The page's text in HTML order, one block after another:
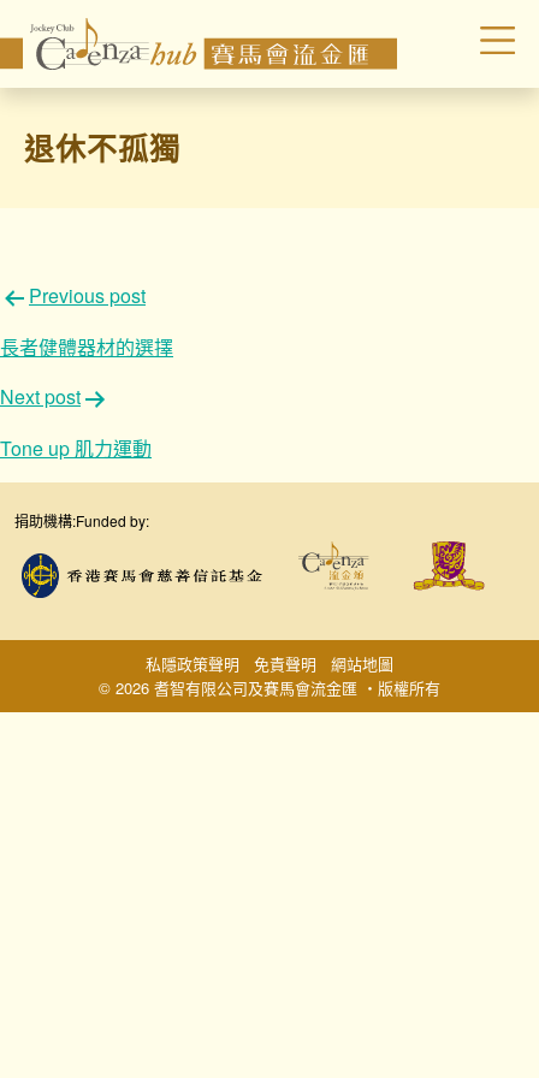
退休不孤獨
文
章
導
覽
Previous post
長者健體器材的選擇
Next post
Tone up 肌力運動
捐助機構:Funded by:
© 2026 耆智有限公司及賽馬會流金匯 ‧版權所有
私隱政策聲明 免責聲明 網站地圖